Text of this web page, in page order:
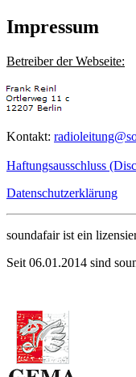
Impressum
Betreiber der Webseite:
Kontakt:
Haftungsausschluss
Datenschutzerklärung
soundafair ist ein
Seit 06.01.2014 sind